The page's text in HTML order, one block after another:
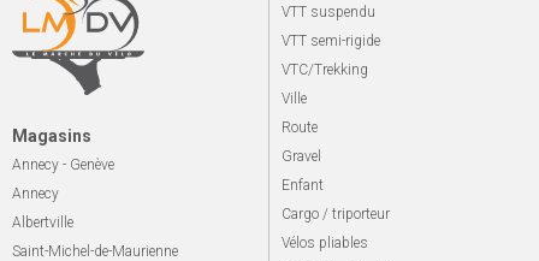
Magasins
Annecy - Genève
Annecy
Albertville
Saint-Michel-de-Maurienne
VTT suspendu
VTT semi-rigide
VTC/Trekking
Ville
Route
Gravel
Enfant
Cargo / triporteur
Vélos pliables